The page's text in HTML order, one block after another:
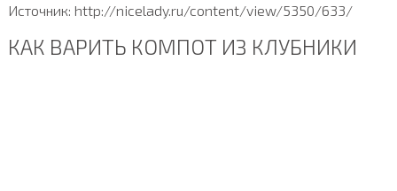
Источник: http://nicelady.ru/content/view/5350/633/
КАК ВАРИТЬ КОМПОТ ИЗ КЛУБНИКИ